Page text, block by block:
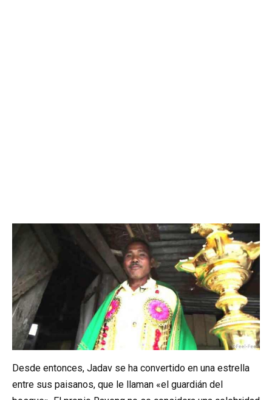
Desde entonces, Jadav se ha convertido en una estrella
entre sus paisanos, que le llaman «el guardián del